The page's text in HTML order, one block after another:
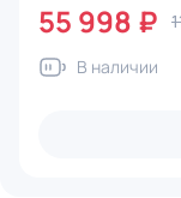
55 998 ₽
В наличии